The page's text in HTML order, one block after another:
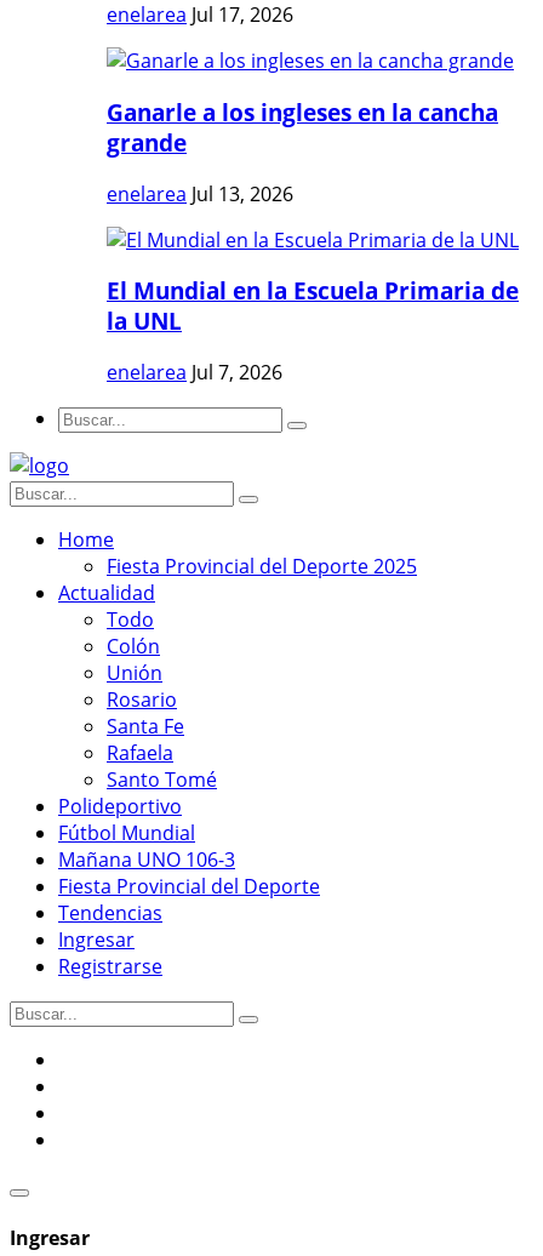
enelarea Jul 17, 2026
Ganarle a los ingleses en la cancha
grande
enelarea Jul 13, 2026
El Mundial en la Escuela Primaria de
la UNL
enelarea Jul 7, 2026
Home
Fiesta Provincial del Deporte 2025
Actualidad
Todo
Colón
Unión
Rosario
Santa Fe
Rafaela
Santo Tomé
Polideportivo
Fútbol Mundial
Mañana UNO 106-3
Fiesta Provincial del Deporte
Tendencias
Ingresar
Registrarse
Ingresar